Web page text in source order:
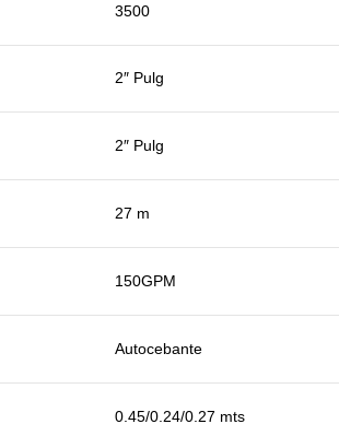
3500
2″ Pulg
2″ Pulg
27 m
150GPM
Autocebante
0.45/0.24/0.27 mts